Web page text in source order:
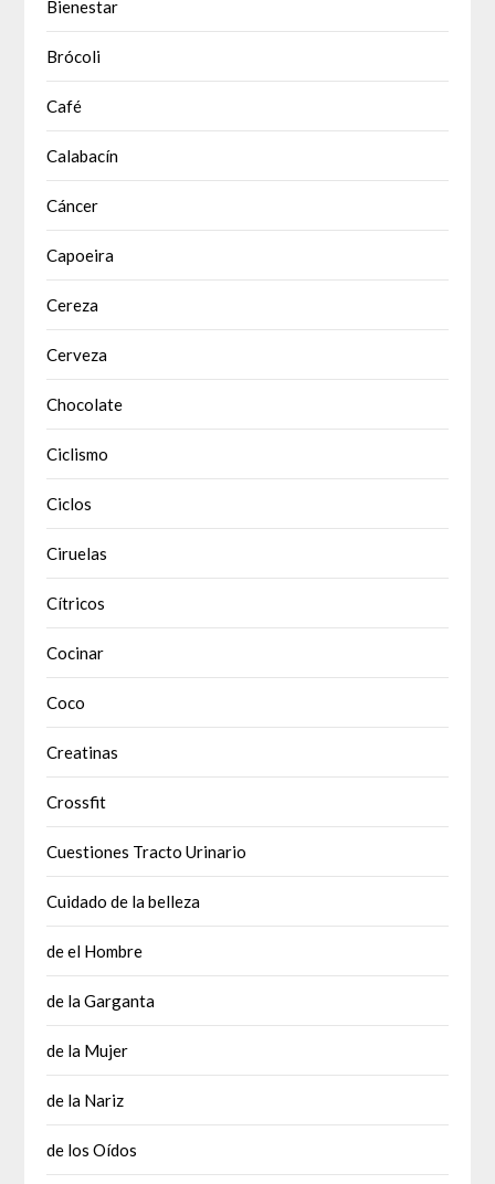
Bienestar
Brócoli
Café
Calabacín
Cáncer
Capoeira
Cereza
Cerveza
Chocolate
Ciclismo
Ciclos
Ciruelas
Cítricos
Cocinar
Coco
Creatinas
Crossfit
Cuestiones Tracto Urinario
Cuidado de la belleza
de el Hombre
de la Garganta
de la Mujer
de la Nariz
de los Oídos